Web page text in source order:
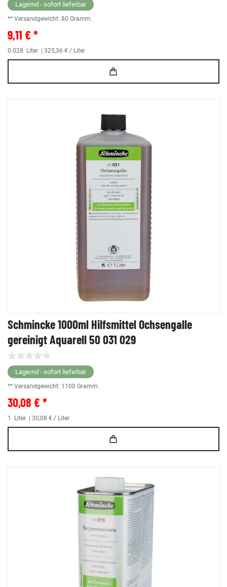
Lagernd - sofort lieferbar
** Versandgewicht: 80 Gramm.
9,11 € *
0.028 Liter | 325,36 € / Liter
Schmincke 1000ml Hilfsmittel Ochsengalle
gereinigt Aquarell 50 031 029
Lagernd - sofort lieferbar
** Versandgewicht: 1100 Gramm.
30,08 € *
1 Liter | 30,08 € / Liter